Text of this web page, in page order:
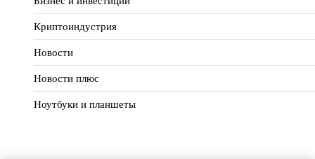
Криптоиндустрия
Новости
Новости плюс
Ноутбуки и планшеты